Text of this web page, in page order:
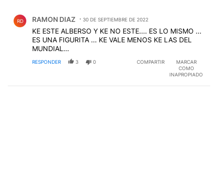
RD RAMON DIAZ 30 DE SEPTIEMBRE DE 2022
KE ESTE ALBERSO Y KE NO ESTE.... ES LO MISMO ...
ES UNA FIGURITA ... KE VALE MENOS KE LAS DEL
MUNDIAL...
RESPONDER 3 0 COMPARTIR
MARCAR
COMO
INAPROPIADO